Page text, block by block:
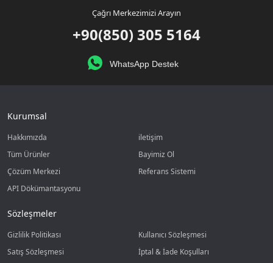
Çağrı Merkezimizi Arayın
+90(850) 305 5164
WhatsApp Destek
Kurumsal
Hakkımızda
iletişim
Tüm Ürünler
Bayimiz Ol
Çözüm Merkezi
Referans Sistemi
API Dökümantasyonu
Sözleşmeler
Gizlilik Politikası
Kullanıcı Sözleşmesi
Satış Sözleşmesi
İptal & İade Koşulları